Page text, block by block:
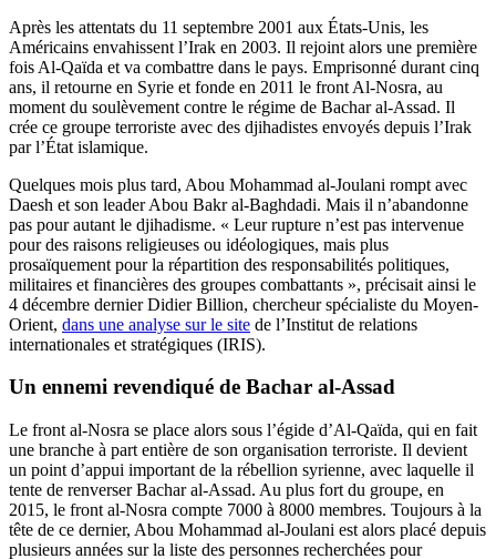
Après les attentats du 11 septembre 2001 aux États-Unis, les
Américains envahissent l’Irak en 2003. Il rejoint alors une première
fois Al-Qaïda et va combattre dans le pays. Emprisonné durant cinq
ans, il retourne en Syrie et fonde en 2011 le front Al-Nosra, au
moment du soulèvement contre le régime de Bachar al-Assad. Il
crée ce groupe terroriste avec des djihadistes envoyés depuis l’Irak
par l’État islamique.
Quelques mois plus tard, Abou Mohammad al-Joulani rompt avec
Daesh et son leaderAbou Bakr al-Baghdadi. Mais il n’abandonne
pas pour autant le djihadisme. « Leur rupture n’est pas intervenue
pour des raisons religieuses ou idéologiques, mais plus
prosaïquement pour la répartition des responsabilités politiques,
militaires et financières des groupes combattants », précisait ainsi le
4 décembre dernier Didier Billion, chercheur spécialiste du Moyen-
Orient, dans une analyse sur le site de l’Institut de relations
internationales et stratégiques (IRIS).
Un ennemi revendiqué de Bachar al-Assad
Le front al-Nosra se place alors sous l’égide d’Al-Qaïda, qui en fait
une branche à part entière de son organisation terroriste. Il devient
un point d’appui important de la rébellion syrienne, avec laquelle il
tente de renverser Bachar al-Assad. Au plus fort du groupe, en
2015, le front al-Nosra compte 7000 à 8000 membres. Toujours à la
tête de ce dernier, Abou Mohammad al-Joulani est alors placé depuis
plusieurs années sur la liste des personnes recherchées pour